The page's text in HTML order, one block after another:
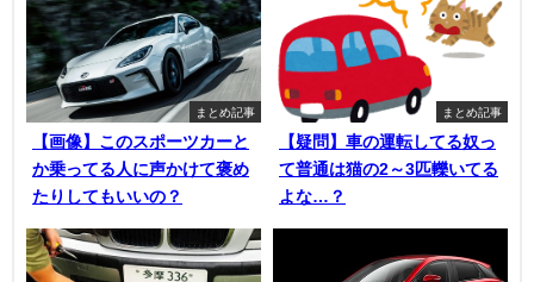
まとめ記事
【画像】このスポーツカーと
か乗ってる人に声かけて褒め
たりしてもいいの？
まとめ記事
【疑問】車の運転してる奴っ
て普通は猫の2～3匹轢いてる
よな…？